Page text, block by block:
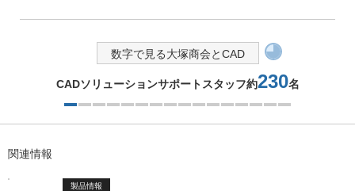
数字で見る大塚商会とCAD
CADソリューションサポートスタッフ約230名
関連情報
製品情報